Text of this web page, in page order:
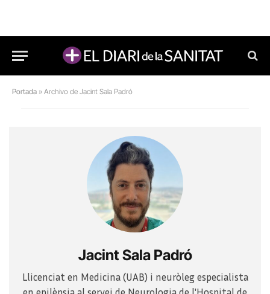
Portada » Archivo de Jacint Sala Padró
Jacint Sala Padró
Llicenciat en Medicina (UAB) i neuròleg especialista